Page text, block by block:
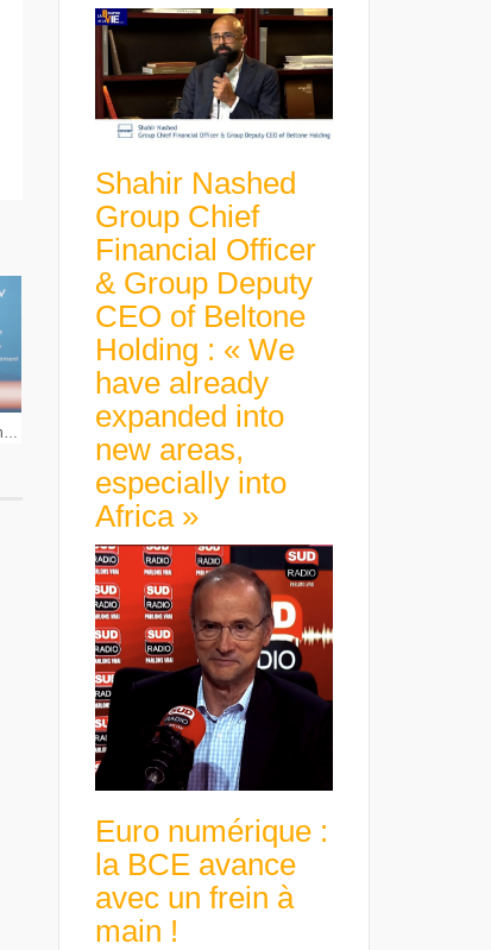
Shahir Nashed
Group Chief
Financial Officer
& Group Deputy
CEO of Beltone
Holding : « We
have already
expanded into
new areas,
especially into
Africa »
Euro numérique :
la BCE avance
avec un frein à
main !